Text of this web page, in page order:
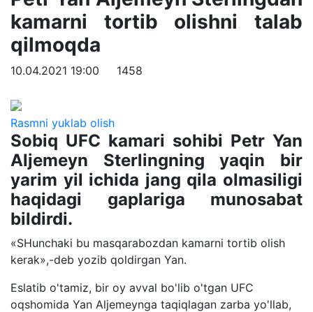
kamarni tortib olishni talab
qilmoqda
10.04.2021 19:00 1458
Rasmni yuklab olish
Sobiq UFC kamari sohibi Petr Yan
Aljemeyn Sterlingning yaqin bir
yarim yil ichida jang qila olmasiligi
haqidagi gaplariga munosabat
bildirdi.
«SHunchaki bu masqarabozdan kamarni tortib olish
kerak»,-deb yozib qoldirgan Yan.
Eslatib o'tamiz, bir oy avval bo'lib o'tgan UFC
oqshomida Yan Aljemeynga taqiqlagan zarba yo'llab,